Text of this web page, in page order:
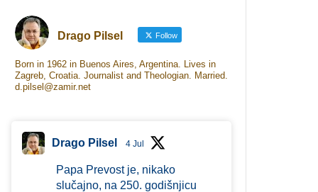
Drago Pilsel Follow
Born in 1962 in Buenos Aires, Argentina. Lives in
Zagreb, Croatia. Journalist and Theologian. Married.
d.pilsel@zamir.net
Drago Pilsel 4 Jul
Papa Prevost je, nikako
slučajno, na 250. godišnjicu